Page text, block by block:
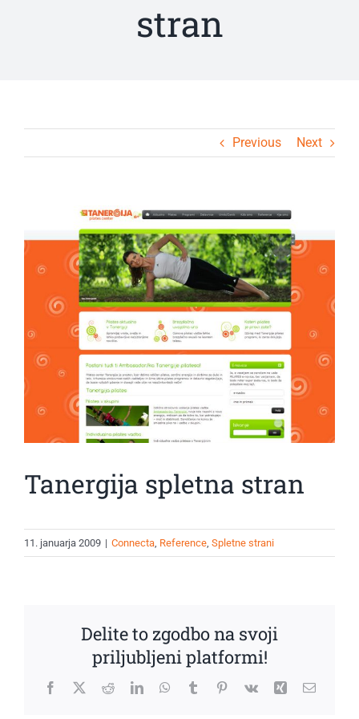
stran
Previous Next
Larger
Tanergija spletna stran
11. januarja 2009 | Connecta Reference Spletne strani
Delite to zgodbo na svoji
priljubljeni platformi!
Facebook
X RedditLinkedInWhatsApp
TumblrPinterest
Vk Xing Email